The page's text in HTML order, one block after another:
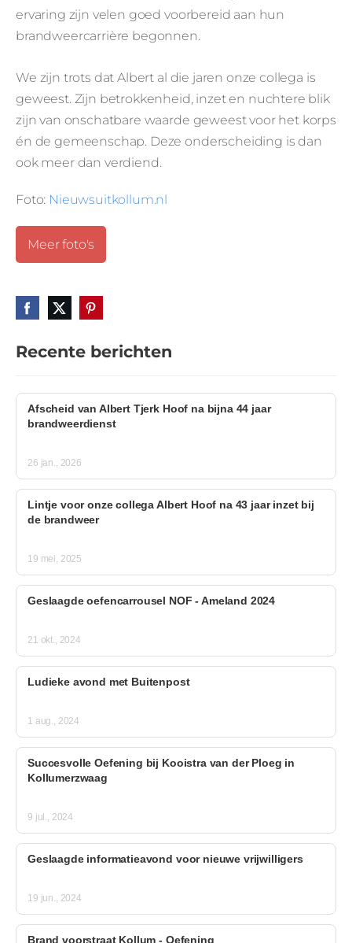
Recente berichten
Afscheid van Albert Tjerk Hoof na bijna 44 jaar
brandweerdienst
26 jan., 2026
Lintje voor onze collega Albert Hoof na 43 jaar inzet bij
de brandweer
19 mei, 2025
Geslaagde oefencarrousel NOF - Ameland 2024
21 okt., 2024
Ludieke avond met Buitenpost
1 aug., 2024
Succesvolle Oefening bij Kooistra van der Ploeg in
Kollumerzwaag
9 jul., 2024
Geslaagde informatieavond voor nieuwe vrijwilligers
19 jun., 2024
Brand voorstraat Kollum - Oefening
ervaring zijn velen goed voorbereid aan hun
brandweercarrière begonnen.
We zijn trots dat Albert al die jaren onze collega is
geweest. Zijn betrokkenheid, inzet en nuchtere blik
zijn van onschatbare waarde geweest voor het korps
én de gemeenschap. Deze onderscheiding is dan
ook meer dan verdiend.
Foto: Nieuwsuitkollum.nl
Meer foto's